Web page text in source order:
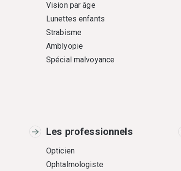
Vision par âge
Lunettes enfants
Strabisme
Amblyopie
Spécial malvoyance
Les professionnels
Opticien
Ophtalmologiste